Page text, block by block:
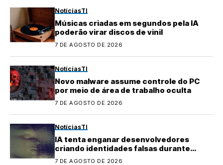
NotíciasTI
Músicas criadas em segundos pela IA
poderão virar discos de vinil
7 DE AGOSTO DE 2026
NotíciasTI
Novo malware assume controle do PC
por meio de área de trabalho oculta
7 DE AGOSTO DE 2026
NotíciasTI
IA tenta enganar desenvolvedores
criando identidades falsas durante
testes
7 DE AGOSTO DE 2026